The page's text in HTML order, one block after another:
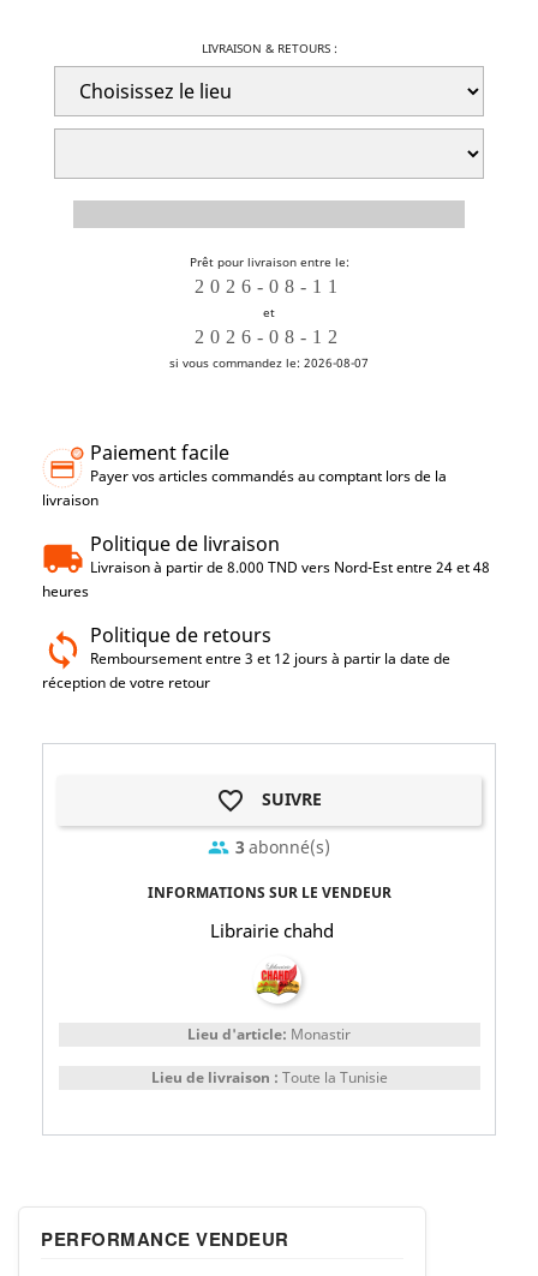
LIVRAISON & RETOURS :
Prêt pour livraison entre le:
et
si vous commandez le: 2026-08-07
Paiement facile
Payer vos articles commandés au comptant lors de la
livraison
Politique de livraison
Livraison à partir de 8.000 TND vers Nord-Est entre 24 et 48
heures
Politique de retours
Remboursement entre 3 et 12 jours à partir la date de
réception de votre retour
favorite_border SUIVRE
group 3 abonné(s)
INFORMATIONS SUR LE VENDEUR
Librairie chahd
Lieu d'article: Monastir
Lieu de livraison : Toute la Tunisie
PERFORMANCE VENDEUR